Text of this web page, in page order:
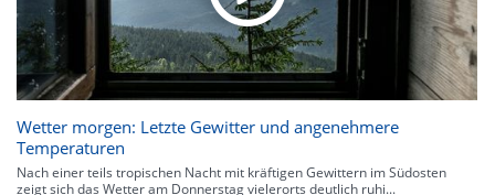
Wetter morgen: Letzte Gewitter und angenehmere
Temperaturen
Nach einer teils tropischen Nacht mit kräftigen Gewittern im Südosten
zeigt sich das Wetter am Donnerstag vielerorts deutlich ruhi...